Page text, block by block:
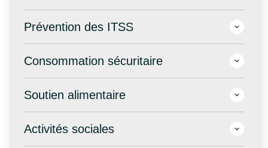
Prévention des ITSS
Consommation sécuritaire
Soutien alimentaire
Activités sociales